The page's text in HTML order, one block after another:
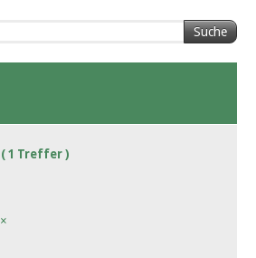
Suche
( 1 Treffer )
×